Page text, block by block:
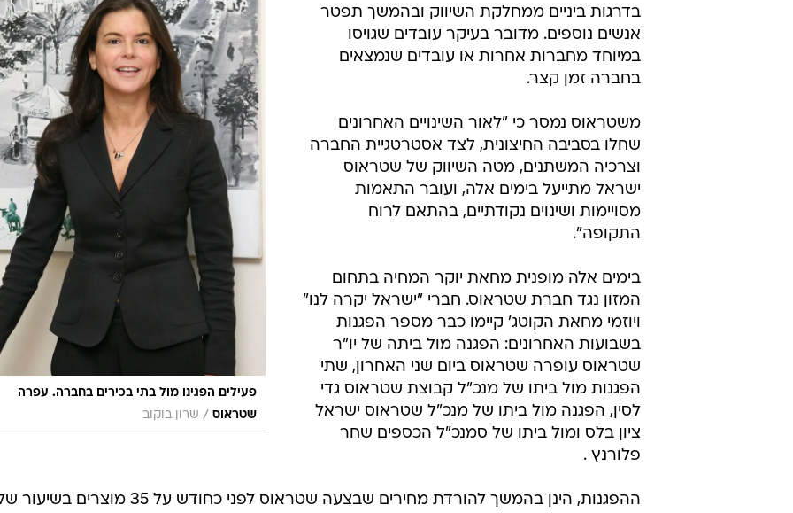
פעילים הפגינו מול בתי בכירים בחברה. עפרה
שטראוס / שרון בוקוב
בדרגות ביניים ממחלקת השיווק ובהמשך תפטר
אנשים נוספים. מדובר בעיקר עובדים שגויסו
במיוחד מחברות אחרות או עובדים שנמצאים
בחברה זמן קצר.
משטראוס נמסר כי "לאור השינויים האחרונים
שחלו בסביבה החיצונית, לצד אסטרטגיית החברה
וצרכיה המשתנים, מטה השיווק של שטראוס
ישראל מתייעל בימים אלה, ועובר התאמות
מסויימות ושינוים נקודתיים, בהתאם לרוח
התקופה".
בימים אלה מופנית מחאת יוקר המחיה בתחום
המזון נגד חברת שטראוס. חברי "ישראל יקרה לנו"
ויוזמי מחאת הקוטג' קיימו כבר מספר הפגנות
בשבועות האחרונים: הפגנה מול ביתה של יו"ר
שטראוס עופרה שטראוס ביום שני האחרון, שתי
הפגנות מול ביתו של מנכ"ל קבוצת שטראוס גדי
לסין, הפגנה מול ביתו של מנכ"ל שטראוס ישראל
ציון בלס ומול ביתו של סמנכ"ל הכספים שחר
פלורנץ .
ההפגנות, הינן בהמשך להורדת מחירים שבצעה שטראוס לפני כחודש על 35 מוצרים